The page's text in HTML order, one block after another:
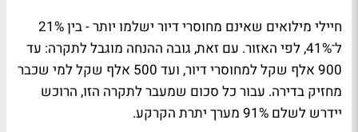
חיילי מילואים שאינם מחוסרי דיור ישלמו יותר - בין 21%
ל־41%, לפי האזור. עם זאת, גובה ההנחה מוגבל לתקרה: עד
900 אלף שקל למחוסרי דיור, ועד 500 אלף שקל למי שכבר
מחזיק בדירה. עבור כל סכום שמעבר לתקרה הזו, הרוכש
יידרש לשלם 91% מערך יתרת הקרקע.